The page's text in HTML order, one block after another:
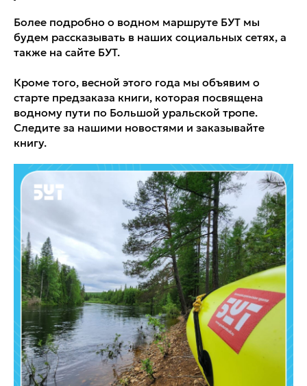
Более подробно о водном маршруте БУТ мы
будем рассказывать в наших социальных сетях, а
также на сайте БУТ.
Кроме того, весной этого года мы объявим о
старте предзаказа книги, которая посвящена
водному пути по Большой уральской тропе.
Следите за нашими новостями и заказывайте
книгу.